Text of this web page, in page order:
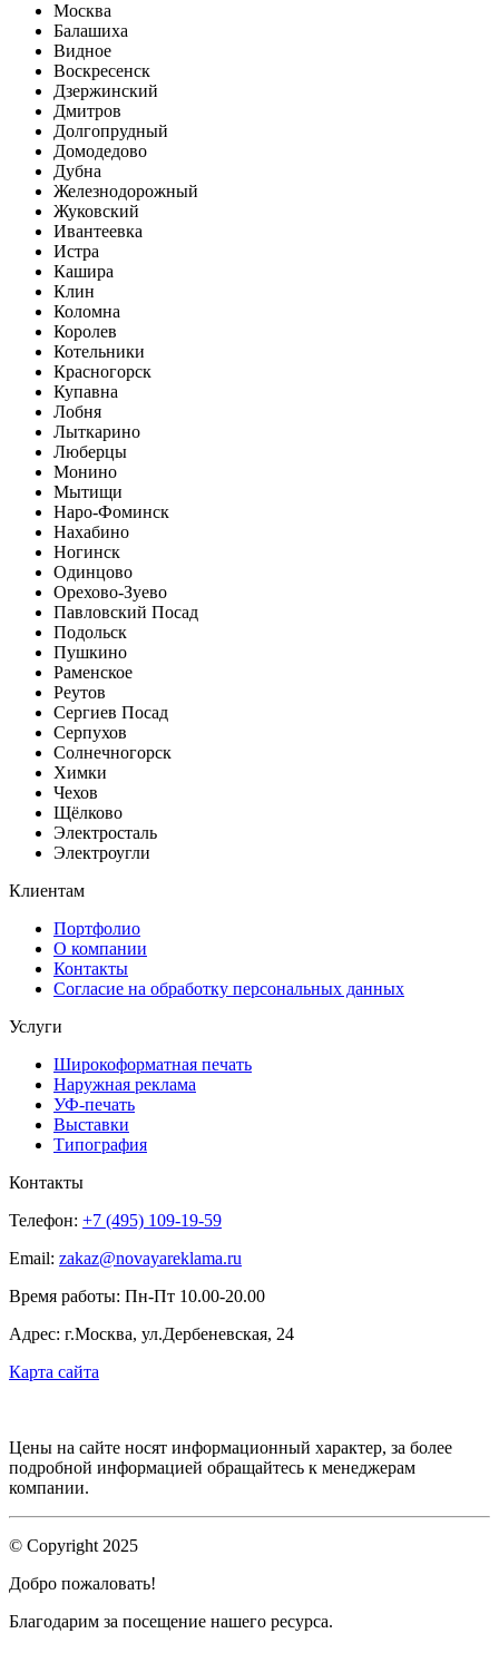
Москва
Балашиха
Видное
Воскресенск
Дзержинский
Дмитров
Долгопрудный
Домодедово
Дубна
Железнодорожный
Жуковский
Ивантеевка
Истра
Кашира
Клин
Коломна
Королев
Котельники
Красногорск
Купавна
Лобня
Лыткарино
Люберцы
Монино
Мытищи
Наро-Фоминск
Нахабино
Ногинск
Одинцово
Орехово-Зуево
Павловский Посад
Подольск
Пушкино
Раменское
Реутов
Сергиев Посад
Серпухов
Солнечногорск
Химки
Чехов
Щёлково
Электросталь
Электроугли
Клиентам
Портфолио
О компании
Контакты
Согласие на обработку персональных данных
Услуги
Широкоформатная печать
Наружная реклама
УФ-печать
Выставки
Типография
Контакты
Телефон: +7 (495) 109-19-59
Email: zakaz@novayareklama.ru
Время работы: Пн-Пт 10.00-20.00
Адрес: г.Москва, ул.Дербеневская, 24
Карта сайта
Цены на сайте носят информационный характер, за более
подробной информацией обращайтесь к менеджерам
компании.
© Copyright 2025
Добро пожаловать!
Благодарим за посещение нашего ресурса.